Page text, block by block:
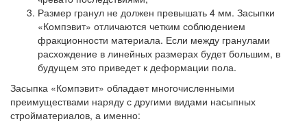
Размер гранул не должен превышать 4 мм. Засыпки
«Компэвит» отличаются четким соблюдением
фракционности материала. Если между гранулами
расхождение в линейных размерах будет большим, в
будущем это приведет к деформации пола.
Засыпка «Компэвит» обладает многочисленными
преимуществами наряду с другими видами насыпных
стройматериалов, а именно: